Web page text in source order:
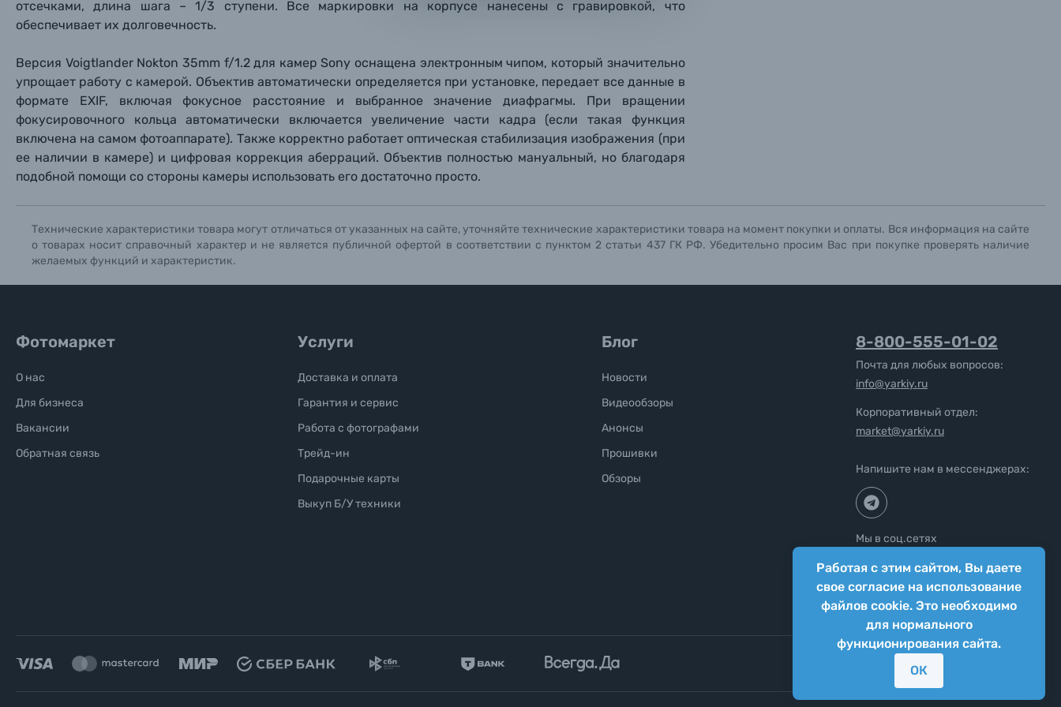
Отправить вопрос
Отправить вопрос
Солнцезащитные очки
Б/У фототехника (Комиссионные товары)
Уценённые товары
отсечками, длина шага – 1/3 ступени. Все маркировки на корпусе нанесены с гравировкой, что
обеспечивает их долговечность.
Версия Voigtlander Nokton 35mm f/1.2для камер Sony оснащена электронным чипом, который значительно
упрощает работу с камерой. Объектив автоматически определяется при установке, передает все данные в
формате EXIF, включая фокусное расстояние и выбранное значение диафрагмы. При вращении
фокусировочного кольца автоматически включается увеличение части кадра (если такая функция
включена на самом фотоаппарате). Также корректно работает оптическая стабилизация изображения (при
ее наличии в камере) и цифровая коррекция аберраций. Объектив полностью мануальный, но благодаря
подобной помощи со стороны камеры использовать его достаточно просто.
Технические характеристики товара могут отличаться от указанных на сайте, уточняйте технические характеристики товара на момент покупки и оплаты. Вся информация на сайте
о товарах носит справочный характер и не является публичной офертой в соответствии с пунктом 2 статьи 437 ГК РФ. Убедительно просим Вас при покупке проверять наличие
желаемых функций и характеристик.
Работая с этим сайтом, Вы даете
свое согласие на использование
файлов cookie. Это необходимо
для нормального
функционирования сайта.
ОК
Отправить вопрос
Фотомаркет
О нас
Для бизнеса
Вакансии
Обратная связь
Услуги
Доставка и оплата
Гарантия и сервис
Работа с фотографами
Трейд-ин
Подарочные карты
Выкуп Б/У техники
Блог
Новости
Видеообзоры
Анонсы
Прошивки
Обзоры
8-800-555-01-02
Почта для любых вопросов:
info@yarkiy.ru
Корпоративный отдел:
market@yarkiy.ru
Напишите нам в мессенджерах:
Мы в соц.сетях